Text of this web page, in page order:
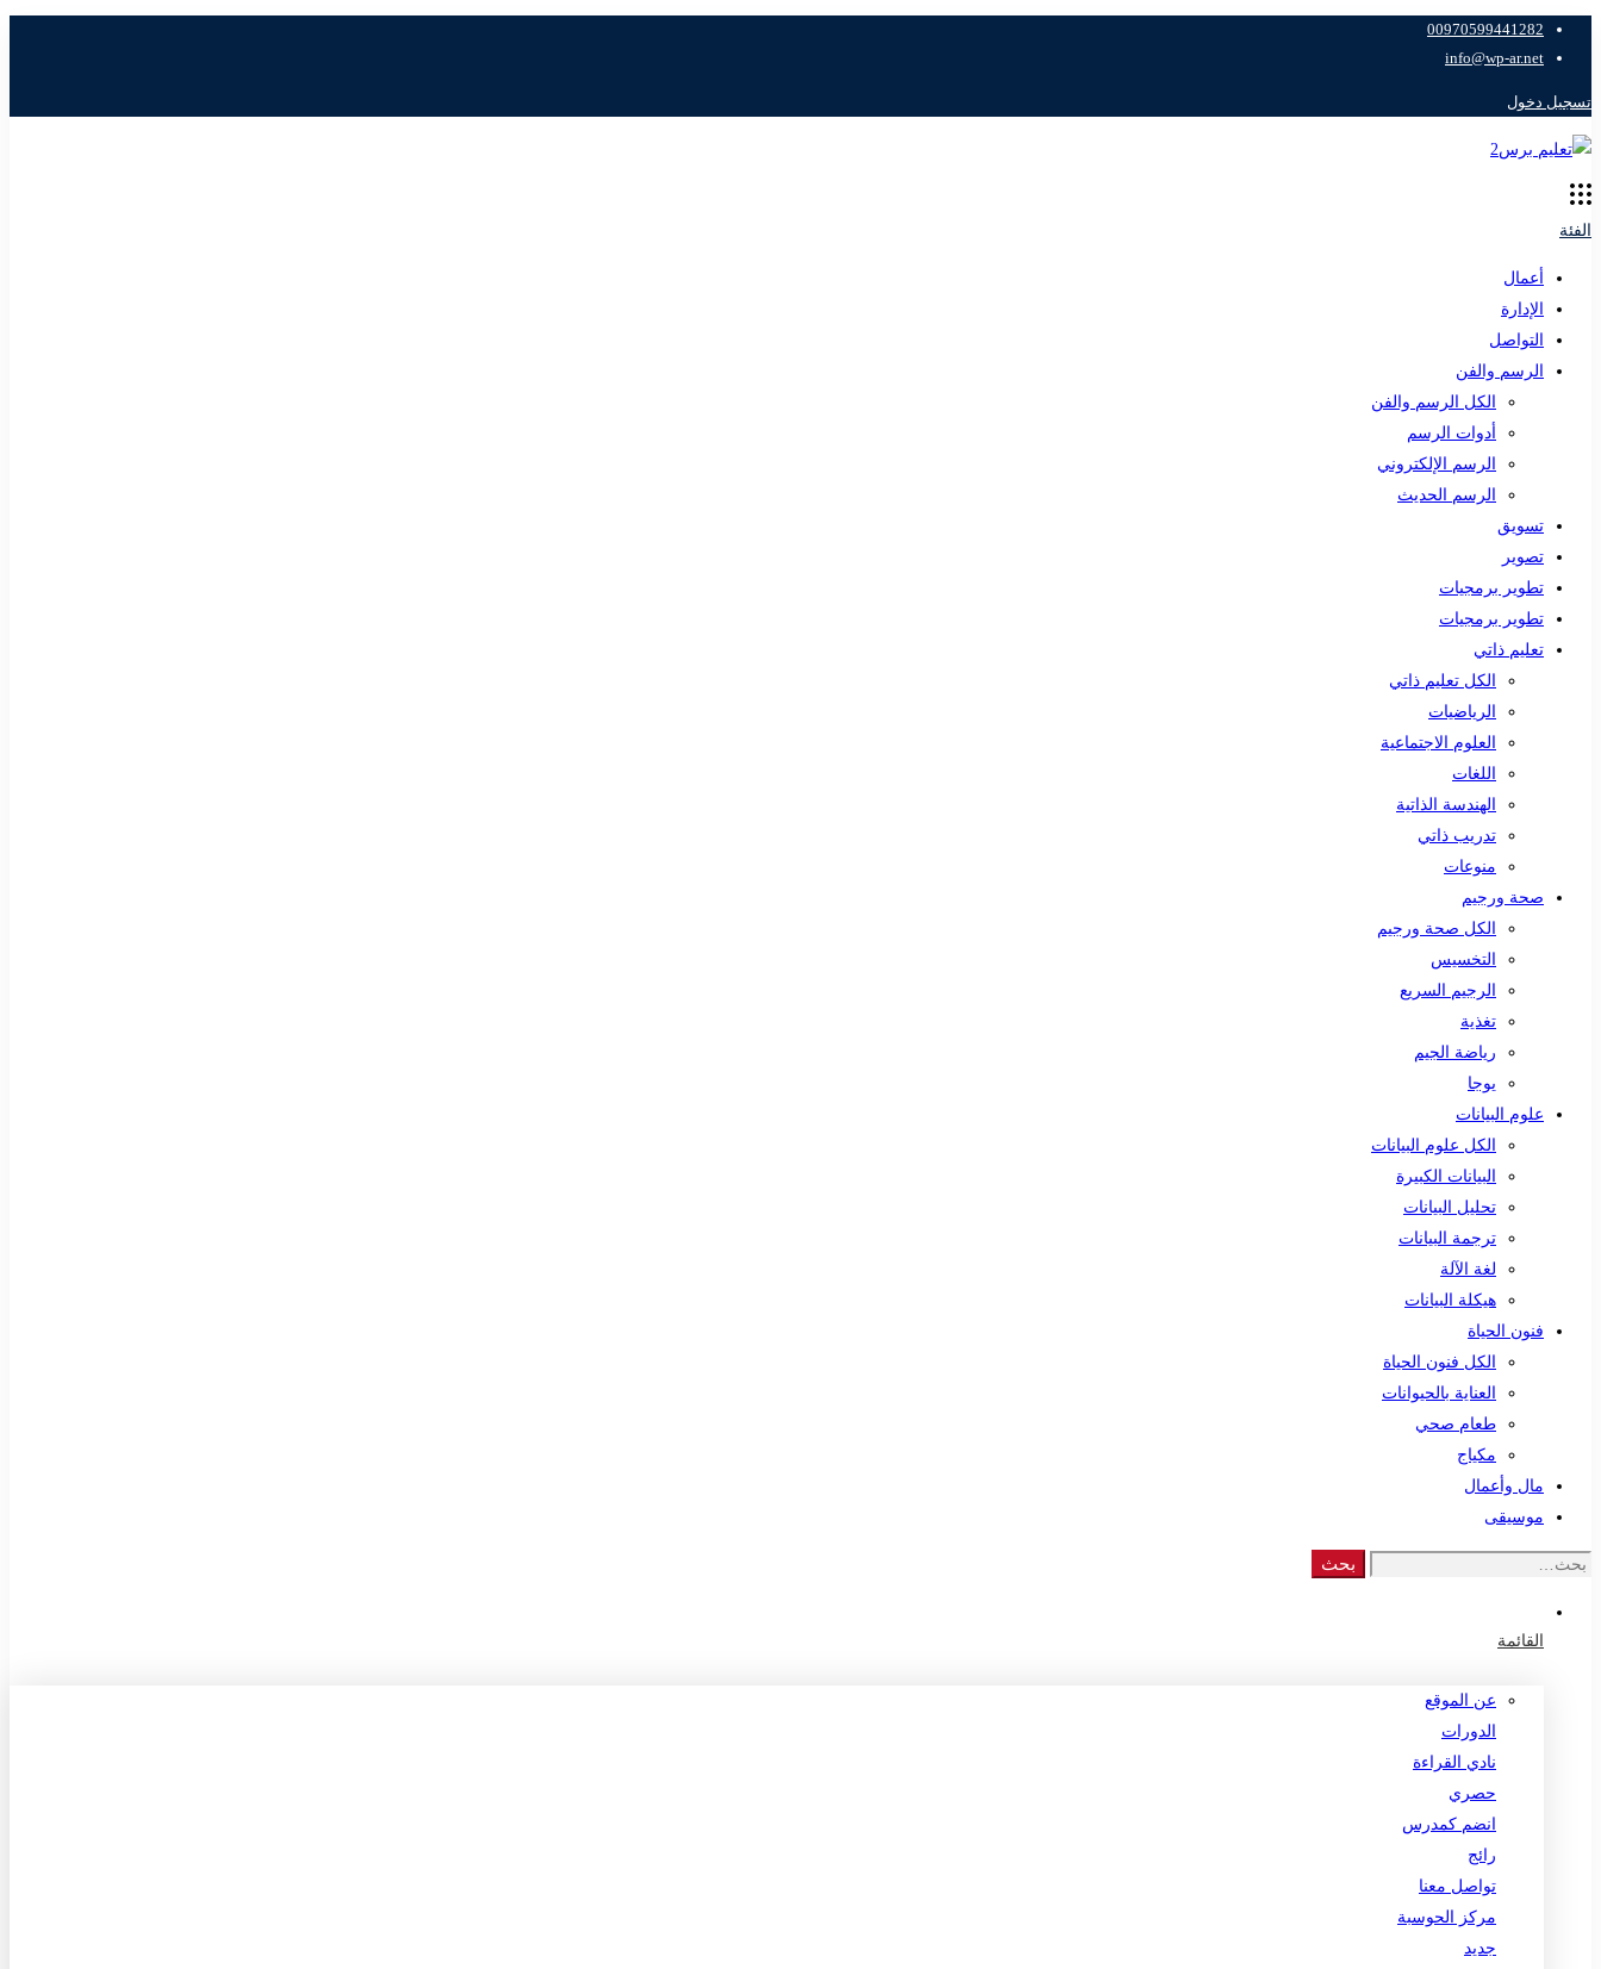
00970599441282
info@wp-ar.net
تسجيل دخول
الفئة
أعمال
الإدارة
التواصل
الرسم والفن
الكل الرسم والفن
أدوات الرسم
الرسم الإلكتروني
الرسم الحديث
تسويق
تصوير
تطوير برمجيات
تطوير برمجيات
تعليم ذاتي
الكل تعليم ذاتي
الرياضيات
العلوم الاجتماعية
اللغات
الهندسة الذاتية
تدريب ذاتي
منوعات
صحة ورجيم
الكل صحة ورجيم
التخسيس
الرجيم السريع
تغذية
رياضة الجيم
يوجا
علوم البيانات
الكل علوم البيانات
البيانات الكبيرة
تحليل البيانات
ترجمة البيانات
لغة الآلة
هيكلة البيانات
فنون الحياة
الكل فنون الحياة
العناية بالحيوانات
طعام صحي
مكياج
مال وأعمال
موسيقى
Search
بحث
القائمة
عن الموقع
الدورات
نادي القراءة
حصري
انضم كمدرس
رائج
تواصل معنا
مركز الحوسبة
جديد